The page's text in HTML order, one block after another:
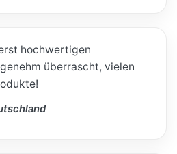
hochwertigen
überrascht, vielen